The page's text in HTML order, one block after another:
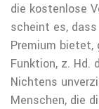
die kostenlose
scheint es,
Premium bietet,
Funktion, z. Hd.
Nichtens
Menschen, die